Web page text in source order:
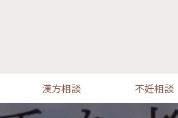
漢方相談 不妊相談